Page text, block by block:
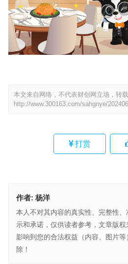
本文来自网络，不代表财创网立场，转
http://www.300163.com/sahgnye/
打赏
作者: 杨洋
本人不对其内容的真实性、完整性
示和承诺，仅供读者参考，文章版
影响到您的合法权益（内容、图片等
除！